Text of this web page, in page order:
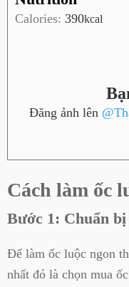
Calories: 390kcal
Đăng ảnh lên
Cách làm ốc
Bước 1: Chuẩn
Để làm ốc luộc ngon
nhất đó là chọn mua